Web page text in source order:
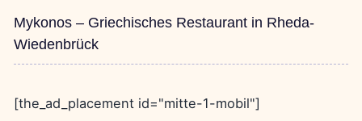
Mykonos – Griechisches Restaurant in Rheda-
Wiedenbrück
[the_ad_placement id="mitte-1-mobil"]